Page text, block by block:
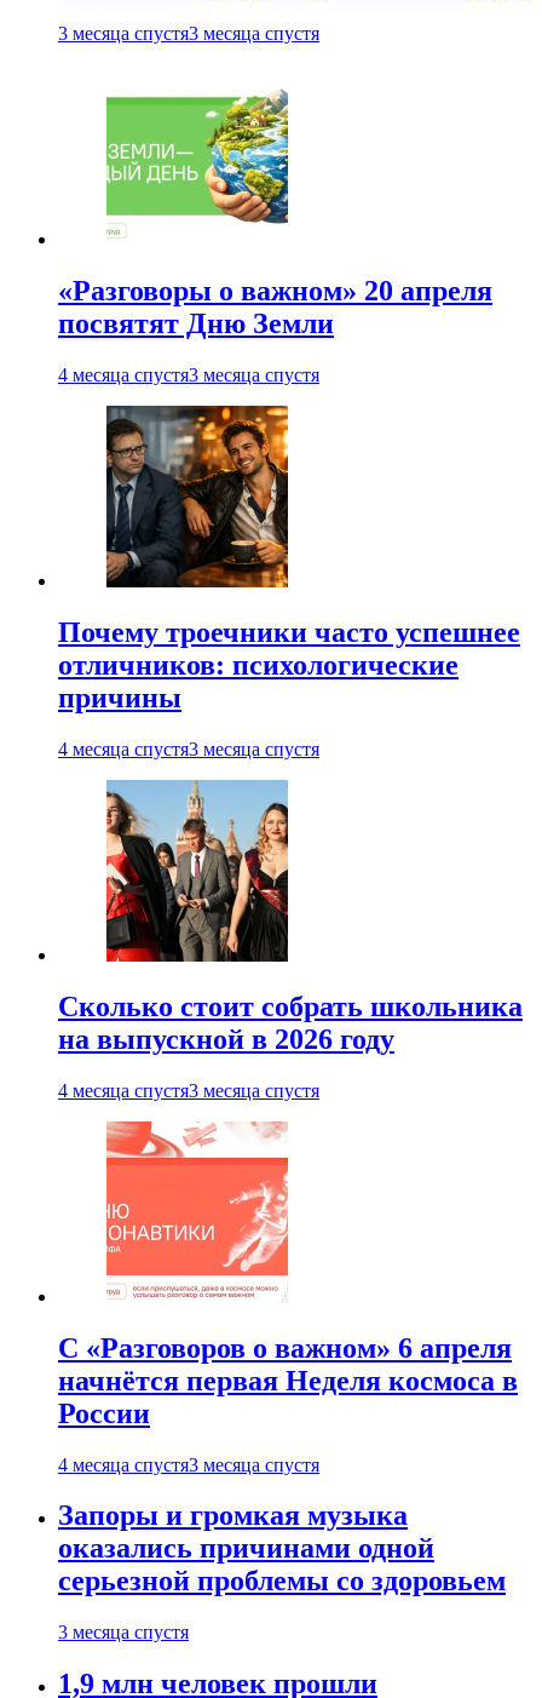
3 месяца спустя3 месяца спустя
«Разговоры о важном» 20 апреля
посвятят Дню Земли
4 месяца спустя3 месяца спустя
Почему троечники часто успешнее
отличников: психологические
причины
4 месяца спустя3 месяца спустя
Сколько стоит собрать школьника
на выпускной в 2026 году
4 месяца спустя3 месяца спустя
С «Разговоров о важном» 6 апреля
начнётся первая Неделя космоса в
России
4 месяца спустя3 месяца спустя
Запоры и громкая музыка
оказались причинами одной
серьезной проблемы со здоровьем
3 месяца спустя
1,9 млн человек прошли